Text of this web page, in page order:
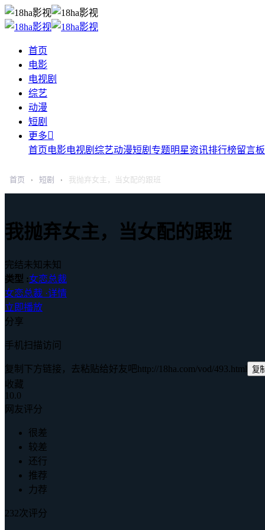
首页
电影
电视剧
综艺
动漫
短剧
更多
首页电影电视剧 综艺动漫短剧 专题明星资讯排行榜留言板
首页 › 短剧 › 我抛弃女主，当女配的跟班
我抛弃女主，当女配的跟班
完结未知 未知
类型 :女恋总裁
女恋总裁 ·详情
立即播放
分享
手机扫描访问
复制下方链接，去粘贴给好友吧http://18ha.com/vod/493.html 复
收藏
10.0
网友评分
很差
较差
还行
推荐
力荐
232次评分